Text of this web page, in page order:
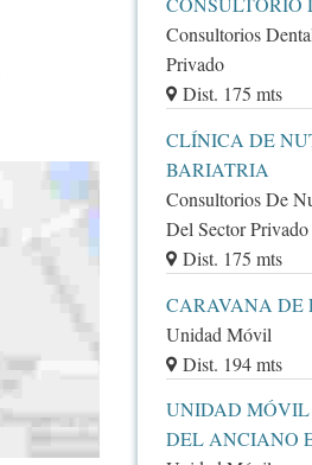
Consultorios
Privado
Dist. 175 mts
CLÍNICA DE
BARIATRIA
Consultorios De
Del Sector Privado
Dist. 175 mts
CARAVANA DE
Unidad Móvil
Dist. 194 mts
UNIDAD
DEL ANCIANO